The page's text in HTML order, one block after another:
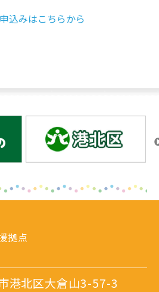
込みはこちらから
拠点
港北区大倉山3-57-3